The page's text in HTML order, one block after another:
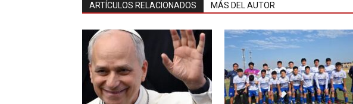
ARTÍCULOS RELACIONADOS MÁS DEL AUTOR